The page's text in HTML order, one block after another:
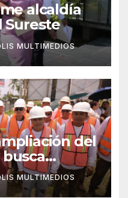
alcaldía
Sureste
MULTIMEDIOS
del
busca
en crisis
MULTIMEDIOS